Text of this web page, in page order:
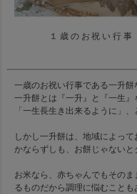
１歳のお祝い行
一歳のお祝い行事である一升餅
一升餅とは『一升』と『一生』
「一生長生き出来るように」
しかし一升餅は、地域によっ
かならずしも、お餅じゃないと
お米なら、赤ちゃんでもその
るものだから調理に悩むことも